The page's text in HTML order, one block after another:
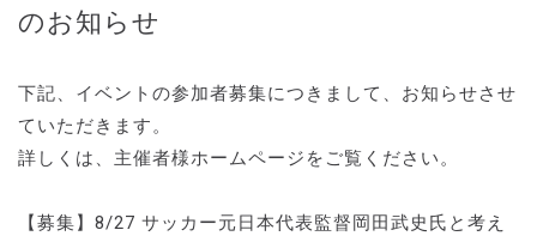
のお知らせ
下記、イベントの参加者募集につきまして、お知らせさせ
ていただきます。
詳しくは、主催者様ホームページをご覧ください。
【募集】8/27 サッカー元日本代表監督岡田武史氏と考え